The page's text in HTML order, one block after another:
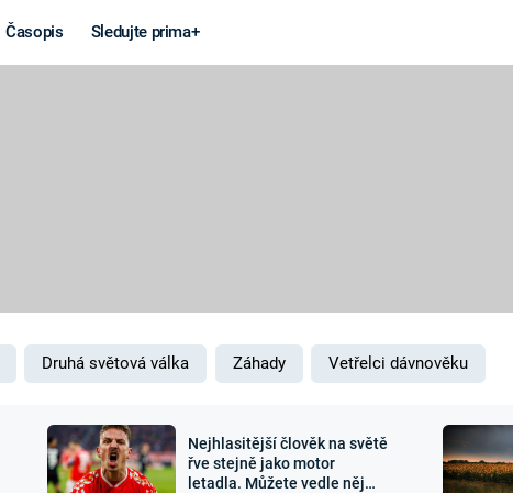
Časopis Sledujte prima+
MARS
Záhady a
Zajímavosti
Druhá světová válka Záhady Vetřelci dávnověku
Nejhlasitější člověk na světě
řve stejně jako motor
letadla. Můžete vedle něj